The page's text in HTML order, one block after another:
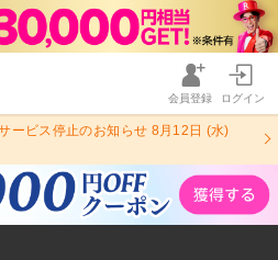
会員登録 ログイン
ービス停止のお知らせ 8月12日 (水)